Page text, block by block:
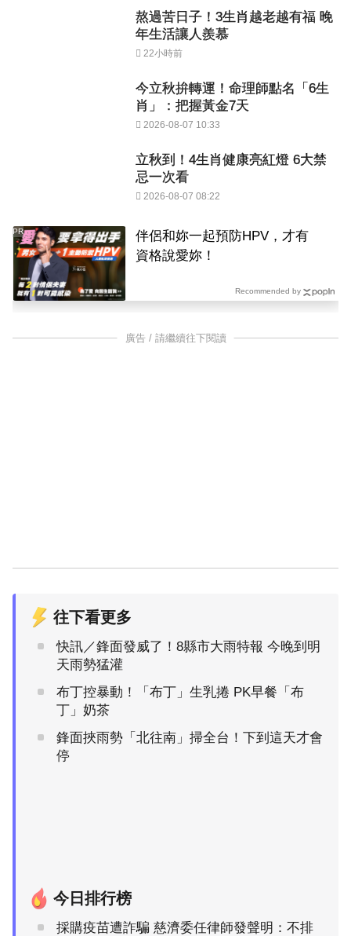
熬過苦日子！3生肖越老越有福 晚
年生活讓人羨慕
22小時前
今立秋拚轉運！命理師點名「6生
肖」：把握黃金7天
2026-08-07 10:33
立秋到！4生肖健康亮紅燈 6大禁
忌一次看
2026-08-07 08:22
伴侶和妳一起預防HPV，才有
資格說愛妳！
PR
Recommended by
廣告 / 請繼續往下閱讀
往下看更多
快訊／鋒面發威了！8縣市大雨特報 今晚到明
天雨勢猛灌
布丁控暴動！「布丁」生乳捲 PK早餐「布
丁」奶茶
鋒面挾雨勢「北往南」掃全台！下到這天才會
停
今日排行榜
採購疫苗遭詐騙 慈濟委任律師發聲明：不排